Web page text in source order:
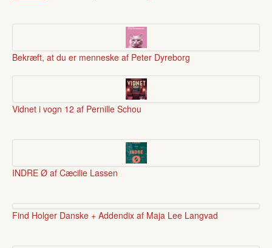
Bekræft, at du er menneske af Peter Dyreborg
Vidnet i vogn 12 af Pernille Schou
INDRE Ø af Cæcilie Lassen
Find Holger Danske + Addendix af Maja Lee Langvad